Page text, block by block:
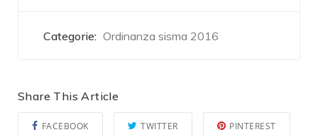
Categorie: Ordinanza sisma 2016
Share This Article
FACEBOOK TWITTER PINTEREST